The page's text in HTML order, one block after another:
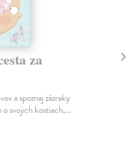
za
a spoznaj zázraky
svojich kostiach,...